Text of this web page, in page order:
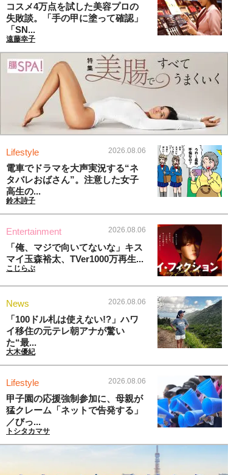
コスメ4万点を試した美容プロの
失敗談。「手の甲に塗って確認」
「SN...
遠藤幸子
Lifestyle 2026.08.06
電車でドラマを大声実況する“ネ
タバレおばさん”。注意した女子
高生の...
鈴木詩子
Entertainment 2026.08.06
「俺、マジで向いてないな」キス
マイ玉森裕太、TVer1000万再生...
こじらぶ
News 2026.08.06
「100ドル札は使えない!?」ハワ
イ移住の元テレ朝アナが驚い
た“最...
大木優紀
Lifestyle 2026.08.06
甲子園の応援強制参加に、母親が
猛クレーム「ネットで告発する」
／びっ...
トシタカマサ